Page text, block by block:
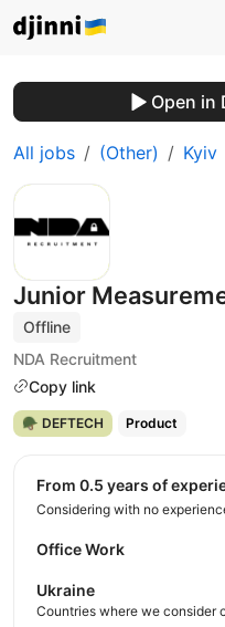
Open in
All jobs (Other) Kyiv
Junior
Offline
NDA Recruitment
Copy link
🪖 DEFTECH Product
from 0.5 years of
Considering with no
Office Work
Ukraine
Countries where we consider